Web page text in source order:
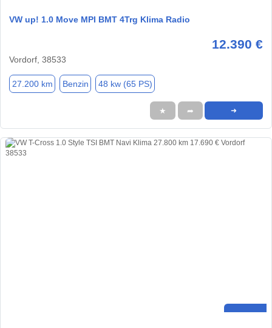
VW up! 1.0 Move MPI BMT 4Trg Klima Radio
12.390 €
Vordorf, 38533
27.200 km Benzin 48 kw (65 PS)
★ ➦ ➜